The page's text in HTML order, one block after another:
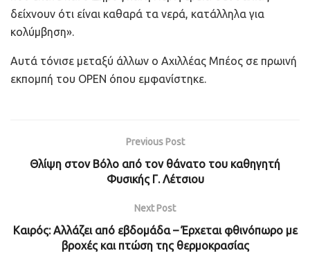
δείχνουν ότι είναι καθαρά τα νερά, κατάλληλα για
κολύμβηση».
Αυτά τόνισε μεταξύ άλλων ο Αχιλλέας Μπέος σε πρωινή
εκπομπή του OPEN όπου εμφανίστηκε.
Previous Post
Θλίψη στον Βόλο από τον θάνατο του καθηγητή
Φυσικής Γ. Λέτσιου
Next Post
Καιρός: Αλλάζει από εβδομάδα – Έρχεται φθινόπωρο με
βροχές και πτώση της θερμοκρασίας